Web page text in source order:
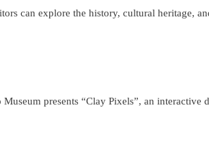
can explore the history, cultural heritage,
presents “Clay Pixels”, an interactive